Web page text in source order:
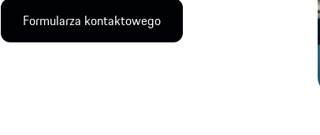
Formularza kontaktowego